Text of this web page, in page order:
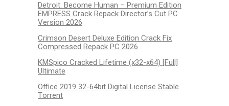
Detroit: Become Human – Premium Edition
EMPRESS Crack Repack Director’s Cut PC
Version 2026
Crimson Desert Deluxe Edition Crack Fix
Compressed Repack PC 2026
KMSpico Cracked Lifetime (x32-x64) [Full]
Ultimate
Office 2019 32-64bit Digital License Stable
Tоrrеnt